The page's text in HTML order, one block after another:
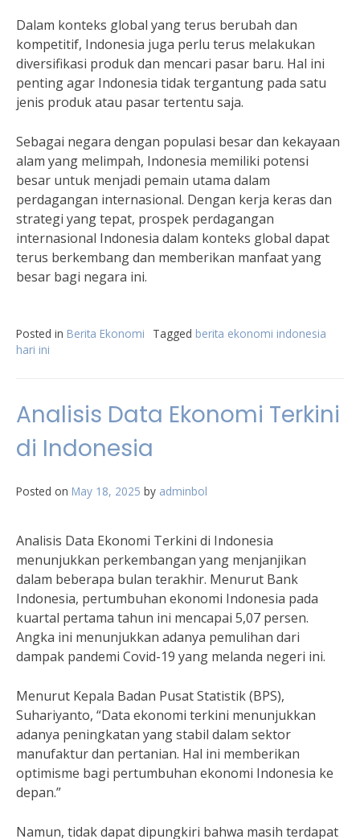
Dalam konteks global yang terus berubah dan
kompetitif, Indonesia juga perlu terus melakukan
diversifikasi produk dan mencari pasar baru. Hal ini
penting agar Indonesia tidak tergantung pada satu
jenis produk atau pasar tertentu saja.
Sebagai negara dengan populasi besar dan kekayaan
alam yang melimpah, Indonesia memiliki potensi
besar untuk menjadi pemain utama dalam
perdagangan internasional. Dengan kerja keras dan
strategi yang tepat, prospek perdagangan
internasional Indonesia dalam konteks global dapat
terus berkembang dan memberikan manfaat yang
besar bagi negara ini.
Posted in Berita Ekonomi Tagged berita ekonomi indonesia
hari ini
Analisis Data Ekonomi Terkini
di Indonesia
Posted on May 18, 2025 by adminbol
Analisis Data Ekonomi Terkini di Indonesia
menunjukkan perkembangan yang menjanjikan
dalam beberapa bulan terakhir. Menurut Bank
Indonesia, pertumbuhan ekonomi Indonesia pada
kuartal pertama tahun ini mencapai 5,07 persen.
Angka ini menunjukkan adanya pemulihan dari
dampak pandemi Covid-19 yang melanda negeri ini.
Menurut Kepala Badan Pusat Statistik (BPS),
Suhariyanto, “Data ekonomi terkini menunjukkan
adanya peningkatan yang stabil dalam sektor
manufaktur dan pertanian. Hal ini memberikan
optimisme bagi pertumbuhan ekonomi Indonesia ke
depan.”
Namun, tidak dapat dipungkiri bahwa masih terdapat